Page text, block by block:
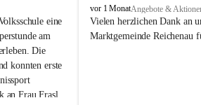
eine
am
Die
konnten erste
an Frau Frasl
V
o
l
vor 1 MonatAngebote &
Vielen herzlichen Dank an
Marktgemeinde Reichenau